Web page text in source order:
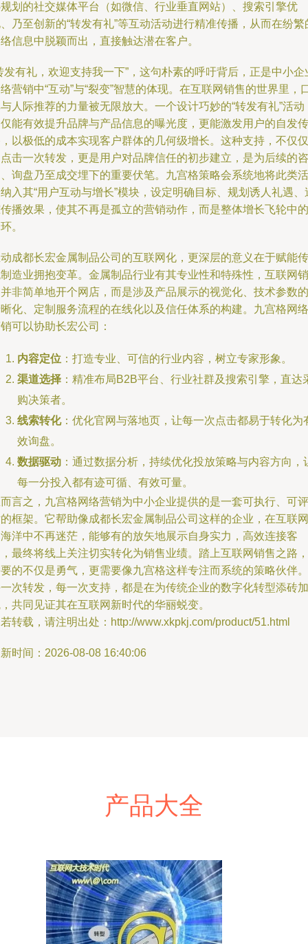
划的社交媒体平台（如微信、行业垂直网站）、搜索引擎优
乃至创新的“转发有礼”等互动活动进行精准传播，从而在纷繁
信息中脱颖而出，直接触达潜在客户。
发有礼，欢迎支持我一下”，这句朴素的呼吁背后，正是中小企
营销中“互动”与“裂变”智慧的体现。在互联网销售的世界里，
人际推荐的力量被无限放大。一个设计巧妙的“转发有礼”活动
能有效提升品牌与产品信息的曝光度，更能激发用户的自发传
以极低的成本实现客户群体的几何级增长。这种支持，不仅仅
击一次转发，更是用户对品牌信任的初步建立，是为后续的咨
询盘乃至成交埋下的重要伏笔。九宫格策略会系统地将此类活
入其“用户互动与增长”模块，设定明确目标、规划诱人礼遇、
播效果，使其不再是孤立的营销动作，而是整体增长飞轮中的
。
成都长宏金属制品公司的互联网化，更深层的意义在于赋能传
造业拥抱变革。金属制品行业有其专业性和特殊性，互联网销
非简单地开个网店，而是涉及产品展示的视觉化、技术参数的
化、定制服务流程的在线化以及信任体系的构建。九宫格网络
可以协助长宏公司：
内容定位 ：打造专业、可信的行业内容，树立专家形象。
渠道选择 ：精准布局B2B平台、行业社群及搜索引擎，直达
购决策者。
线索转化：优化官网与落地页，让每一次点击都易于转化为
效询盘。
数据驱动 ：通过数据分析，持续优化投放策略与内容方向，
每一分投入都有迹可循、有效可量。
言之，九宫格网络营销为中小企业提供的是一套可执行、可评
框架。它帮助像成都长宏金属制品公司这样的企业，在互联网
洋中不再迷茫，能够有的放矢地展示自身实力，高效连接客
最终将线上关注切实转化为销售业绩。踏上互联网销售之路，
的不仅是勇气，更需要像九宫格这样专注而系统的策略伙伴。
次转发，每一次支持，都是在为传统企业的数字化转型添砖加
共同见证其在互联网新时代的华丽蜕变。
转载，请注明出处：http://www.xkpkj.com/product/51.html
时间：2026-08-08 16:40:06
产品大全